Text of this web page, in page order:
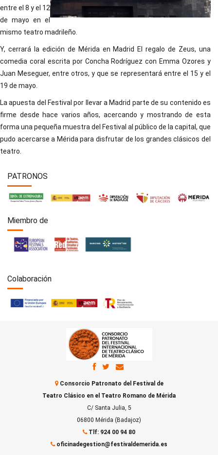
entre el 8 y el 12
de mayo en el
mismo teatro madrileño.
Y, cerrará la edición de Mérida en Madrid El regalo de Zeus, una
comedia coral escrita por Concha Rodríguez con Emma Ozores y
Juan Meseguer, entre otros, y que se representará entre el 15 y el
19 de mayo.
La apuesta del Festival por llevar a Madrid parte de su contenido es
firme desde hace varios años, acercando y mostrando de esta
forma una pequeña muestra del Festival al público de la capital, que
pudo acercarse a Mérida para disfrutar de los grandes clásicos del
teatro.
PATRONOS
Miembro de
Colaboración
Consorcio Patronato del Festival de
Teatro Clásico en el Teatro Romano de Mérida
C/ Santa Julia, 5
06800 Mérida (Badajoz)
Tlf: 924 00 94 80
oficinadegestion@festivaldemerida.es